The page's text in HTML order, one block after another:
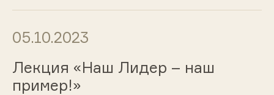
05.10.2023
Лекция «Наш Лидер – наш
пример!»